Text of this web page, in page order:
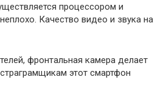
процессором и
Качество видео и звука на
фронтальная камера делает
этот смартфон